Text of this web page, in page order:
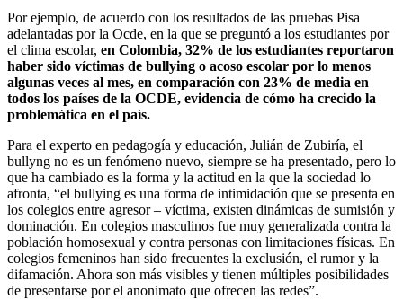
Por ejemplo, de acuerdo con los resultados de las pruebas Pisa
adelantadas por la Ocde, en la que se preguntó a los estudiantes por
el clima escolar, en Colombia, 32% de los estudiantes reportaron
haber sido víctimas de bullying o acoso escolar por lo menos
algunas veces al mes, en comparación con 23% de media en
todos los países de la OCDE, evidencia de cómo ha crecido la
problemática en el país.
Para el experto en pedagogía y educación, Julián de Zubiría, el
bullyng no es un fenómeno nuevo, siempre se ha presentado, pero lo
que ha cambiado es la forma y la actitud en la que la sociedad lo
afronta, “el bullying es una forma de intimidación que se presenta en
los colegios entre agresor – víctima, existen dinámicas de sumisión y
dominación. En colegios masculinos fue muy generalizada contra la
población homosexual y contra personas con limitaciones físicas. En
colegios femeninos han sido frecuentes la exclusión, el rumor y la
difamación. Ahora son más visibles y tienen múltiples posibilidades
de presentarse por el anonimato que ofrecen las redes”.